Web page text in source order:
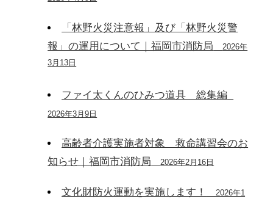
「林野火災注意報」及び「林野火災警
報」の運用について｜福岡市消防局
2026年
3月13日
ファイ太くんのひみつ道具 総集編
2026年3月9日
高齢者介護実施者対象 救命講習会のお
知らせ｜福岡市消防局
2026年2月16日
文化財防火運動を実施します！ 2026年1